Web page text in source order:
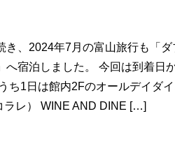
き、2024年7月の富山旅行も「ダ
へ宿泊しました。 今回は到着日
ち1日は館内2Fのオールデイダ
ラレ） WINE AND DINE […]